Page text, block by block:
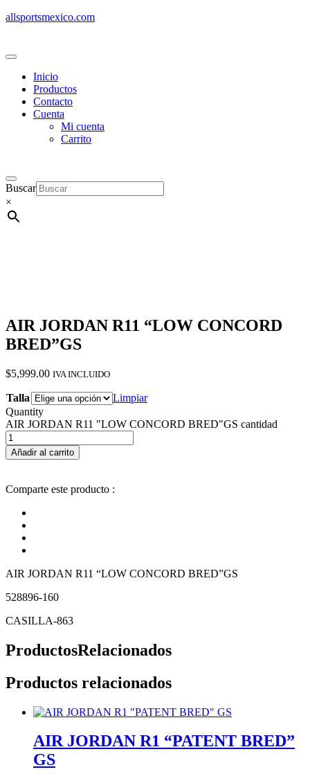
allsportsmexico.com
Inicio
Productos
Contacto
Cuenta
Mi cuenta
Carrito
Buscar
×
AIR JORDAN R11 “LOW CONCORD
BRED”GS
$5,999.00 IVA INCLUIDO
Talla
Limpiar
Quantity
AIR JORDAN R11 "LOW CONCORD BRED"GS cantidad
Añadir al carrito
Comparte este producto :
AIR JORDAN R11 “LOW CONCORD BRED”GS
528896-160
CASILLA-863
ProductosRelacionados
Productos relacionados
AIR JORDAN R1 “PATENT BRED”
GS